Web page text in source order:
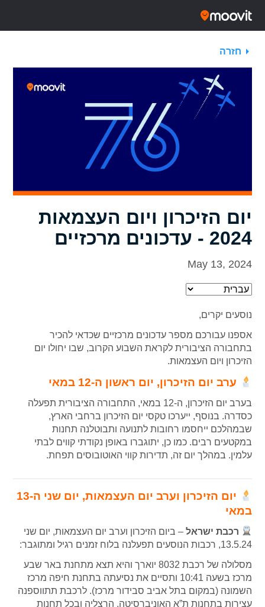
חזרה
יום הזיכרון ויום העצמאות
2024 - עדכונים מרכזיים
May 13, 2024
נוסעים יקרים,
אספנו עבורכם מספר עדכונים מרכזיים שכדאי להכיר
בתחבורה הציבורית לקראת השבוע הקרוב, שבו יחולו יום
הזיכרון ויום העצמאות.
ערב יום הזיכרון, יום ראשון ה-12 במאי
בערב יום הזיכרון, ה-12 במאי, התחבורה הציבורית תפעלה
כסדרה. בנוסף, ייערכו טקסי יום הזיכרון ברחבי הארץ,
שבמהלכם ייחסמו רחובות לתנועה ותבוטלנה תחנות
במקטעים רבים. כמו כן, יתוגברו באופן נקודתי קווים לבתי
עלמין. במהלך יום זה, תדירות קווי האוטובוסים תפחת.
יום הזיכרון וערב יום העצמאות, יום שני ה-13
במאי
רכבת ישראל – ביום הזיכרון וערב יום העצמאות, יום שני
13.5.24, רכבות הנוסעים תפעלנה בלוח זמנים רגיל ומתוגבר:
מסלולה של רכבת 8032 יוארך והיא תצא מתחנת באר שבע
מרכז בשעה 10:41 ותסיים את נסיעתה בתחנת חיפה מרכז
השמונה (במקום בתל אביב סבידור מרכז). לרכבת תתווספנה
עצירות בתחנות ת”א האוניברסיטה, הרצליה ובכל תחנות